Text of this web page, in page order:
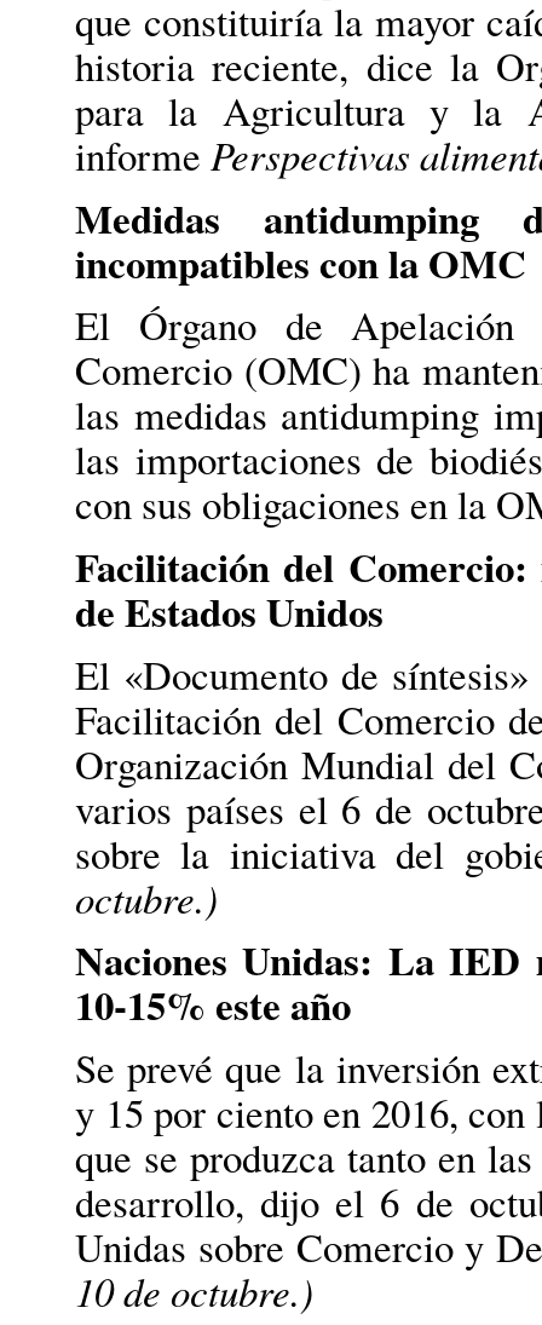
que constituiría la mayor
historia reciente, dice la
para la Agricultura y la
informe Perspectivas
Medidas
incompatibles con la OMC
El Órgano de
Comercio (OMC) ha
las medidas antidumping
las importaciones de
con sus obligaciones en la
Facilitación del
de Estados Unidos
El «Documento de
Facilitación del Comercio
Organización Mundial del
varios países el 6 de
sobre la iniciativa del
octubre.)
Naciones Unidas: La IED
10-15% este año
Se prevé que la inversión
y 15 por ciento en 2016,
que se produzca tanto en
desarrollo, dijo el 6 de
Unidas sobre Comercio y
10 de octubre.)